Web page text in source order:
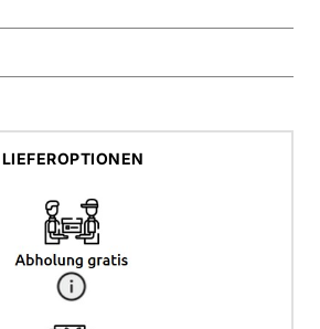
LIEFEROPTIONEN